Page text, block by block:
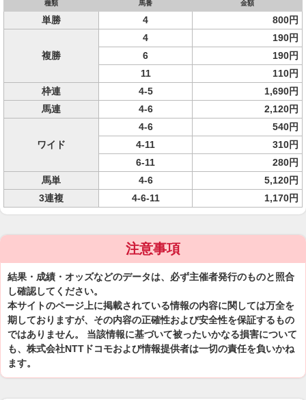
種類 馬番 金額
単勝 4 800円
複勝
4
190円
6
190円
11
110円
枠連
4-5
1,690円
馬連
4-6 2,120円
ワイド
4-6
540円
4-11
310円
6-11
280円
馬単
4-6
5,120円
3連複
4-6-11 1,170円
注意事項
結果・成績・オッズなどのデータは、必ず主催者発行のものと照合
し確認してください。
本サイトのページ上に掲載されている情報の内容に関しては万全を
期しておりますが、その内容の正確性および安全性を保証するもの
ではありません。 当該情報に基づいて被ったいかなる損害について
も、株式会社NTTドコモおよび情報提供者は一切の責任を負いかね
ます。